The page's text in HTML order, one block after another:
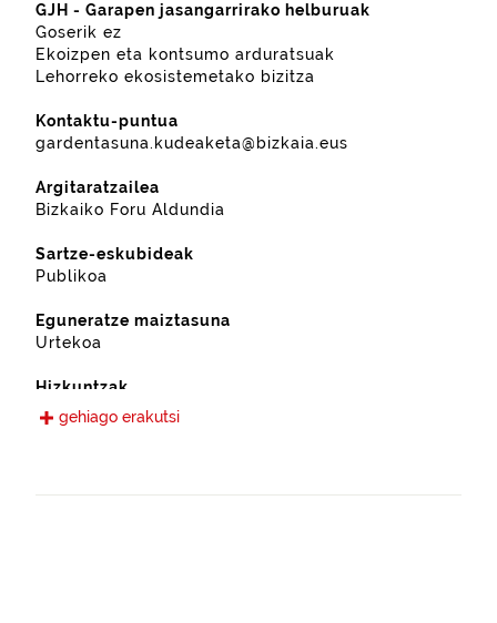
GJH - Garapen jasangarrirako helburuak
Goserik ez
Ekoizpen eta kontsumo arduratsuak
Lehorreko ekosistemetako bizitza
Kontaktu-puntua
gardentasuna.kudeaketa@bizkaia.eus
Argitaratzailea
Bizkaiko Foru Aldundia
Sartze-eskubideak
Publikoa
Eguneratze maiztasuna
Urtekoa
Hizkuntzak
Gaztelania
gehiago erakutsi